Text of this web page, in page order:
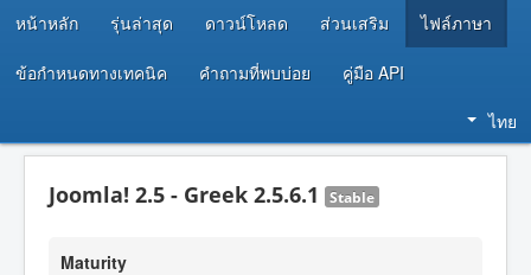
ทรัพยากรสำหรับนักพัฒนา
หน้าหลัก รุ่นล่าสุด ดาวน์โหลด ส่วนเสริม ไฟล์ภาษา
ข้อกำหนดทางเทคนิค คำถามที่พบบ่อย คู่มือ API
ไทย
Joomla! 2.5 - Greek 2.5.6.1 Stable
Maturity